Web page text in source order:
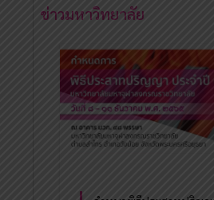
ข่าวมหาวิทยาลัย